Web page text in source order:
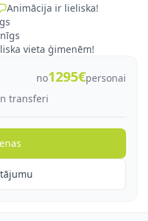
Animācija ir lieliska!
vieta ģimenēm!
no1295€personai
transferi